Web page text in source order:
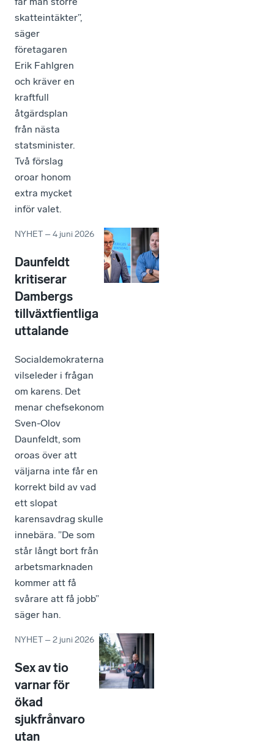
skatteintäkter”,
säger
företagaren
Erik Fahlgren
och kräver en
kraftfull
åtgärdsplan
från nästa
statsminister.
Två förslag
oroar honom
extra mycket
inför valet.
NYHET –4 juni 2026
Daunfeldt
kritiserar
Dambergs
tillväxtfientliga
uttalande
Socialdemokraterna
vilseleder i frågan
om karens. Det
menar chefsekonom
Sven-Olov
Daunfeldt, som
oroas över att
väljarna inte får en
korrekt bild av vad
ett slopat
karensavdrag skulle
innebära. ”De som
står långt bort från
arbetsmarknaden
kommer att få
svårare att få jobb”
säger han.
NYHET –2 juni 2026
Sex av tio
varnar för
ökad
sjukfrånvaro
utan